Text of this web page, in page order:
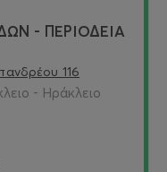
- ΠΕΡΙΟΔΕΙΑ
116
- Ηράκλειο